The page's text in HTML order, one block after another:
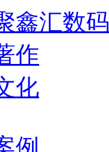
鑫汇数码
作
化